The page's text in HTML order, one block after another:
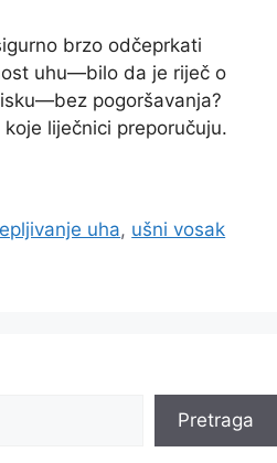
brzo odčeprkati
uhu—bilo da je riječ o
pogoršavanja?
liječnici preporučuju.
uha, ušni vosak
Pretraga